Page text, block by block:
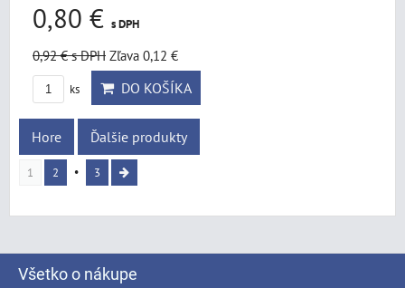
0,80 € s DPH
0,92 €s DPH Zľava 0,12 €
ks DO KOŠÍKA
Hore Ďalšie produkty
1 2 3
Všetko o nákupe